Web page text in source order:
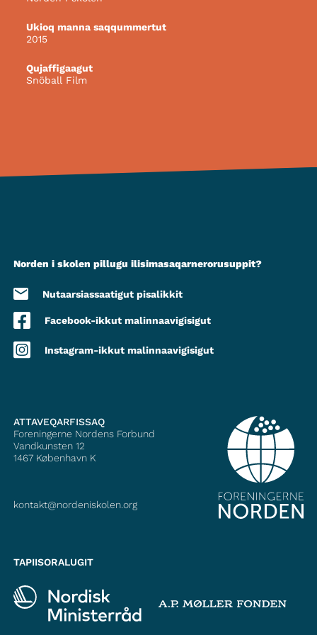
Ukioq manna saqqummertut
2015
Qujaffigaagut
Snöball Film
Norden i skolen pillugu ilisimasaqarnerorusuppit?
Nutaarsiassaatigut pisalikkit
Facebook-ikkut malinnaavigisigut
Instagram-ikkut malinnaavigisigut
ATTAVEQARFISSAQ
Foreningerne Nordens Forbund
Vandkunsten 12
1467 København K
kontakt@nordeniskolen.org
TAPIISORALUGIT